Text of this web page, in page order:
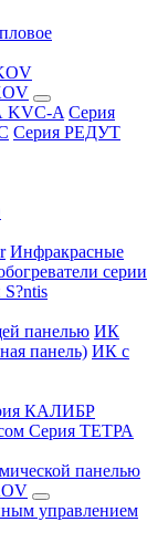
KVC-A Серия
Серия РЕДУТ
Инфракрасные
серии
панелью ИК
панель) ИК с
КАЛИБР
Серия ТЕТРА
панелью
управлением